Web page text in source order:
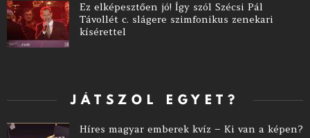
Ez elképesztően jó! Így szól Szécsi Pál
Távollét c. slágere szimfonikus zenekari
kísérettel
JÁTSZOL EGYET?
Híres magyar emberek kvíz – Ki van a képen?